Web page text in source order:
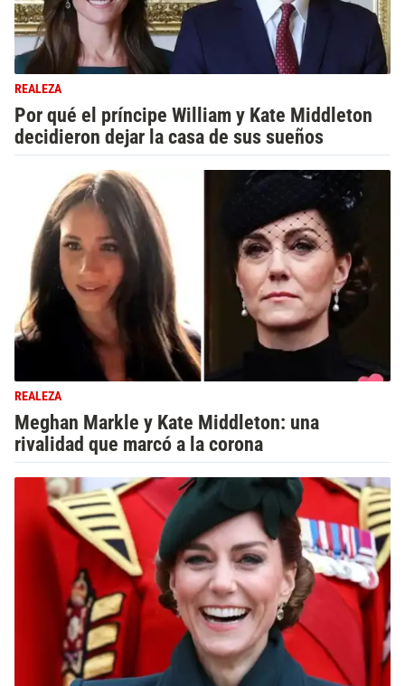
REALEZA
Por qué el príncipe William y Kate Middleton
decidieron dejar la casa de sus sueños
REALEZA
Meghan Markle y Kate Middleton: una
rivalidad que marcó a la corona